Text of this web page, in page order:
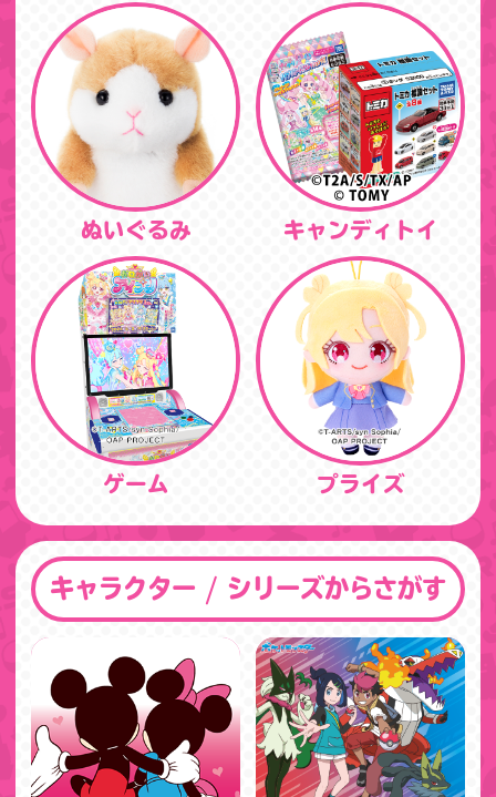
ぬいぐるみ キャンディトイ
ゲーム プライズ
キャラクター / シリーズからさがす